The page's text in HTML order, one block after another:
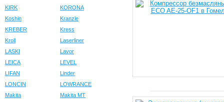
KIRK
KORONA
Koshin
Kranzle
KREBER
Kress
Kroll
Laserliner
LASKI
Lavor
LEICA
LEVEL
LIFAN
Linder
LONCIN
LOWRANCE
Makita
Makita MT